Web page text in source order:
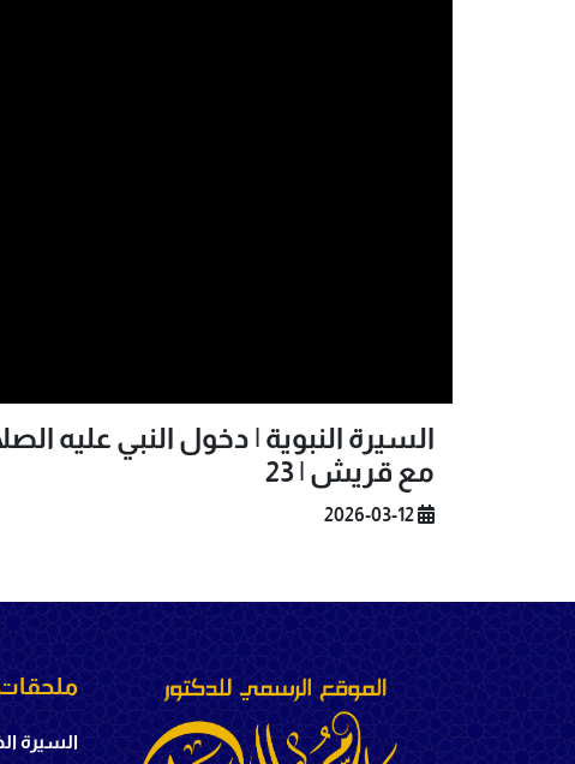
السيرة النبوية | دخول النبي عليه
مع قريش | 23
2026-03-12
السيرة